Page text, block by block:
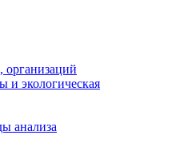
организаций
и экологическая
анализа